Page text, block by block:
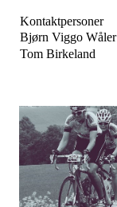
Kontaktpersoner
Bjørn Viggo Wåler
Tom Birkeland